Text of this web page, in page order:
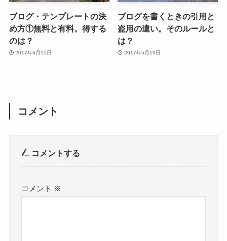
ブログ・テンプレートの決
め方①無料と有料。得する
のは？
2017年6月15日
ブログを書くときの引用と
盗用の違い。そのルールと
は？
2017年5月19日
コメント
コメントする
コメント ※